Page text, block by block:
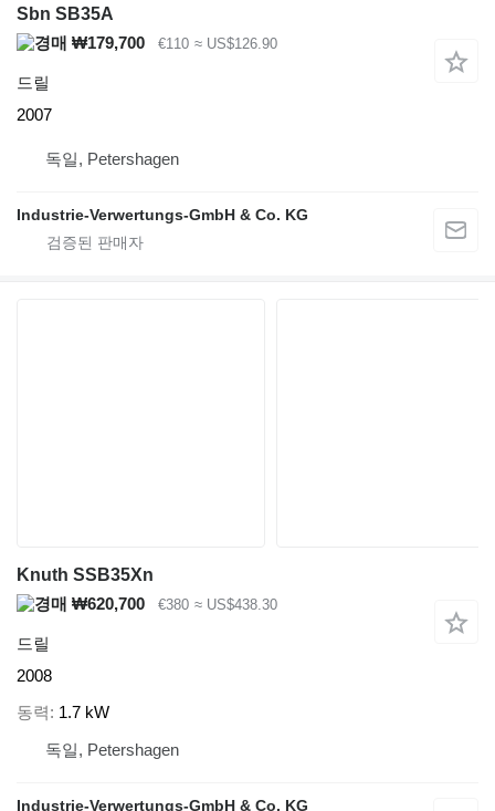
Sbn SB35A
₩179,700
€110 ≈ US$126.90
드릴
2007
독일, Petershagen
Industrie-Verwertungs-GmbH & Co. KG
Knuth SSB35Xn
₩620,700
€380 ≈ US$438.30
드릴
2008
동력
1.7 kW
독일, Petershagen
Industrie-Verwertungs-GmbH & Co. KG